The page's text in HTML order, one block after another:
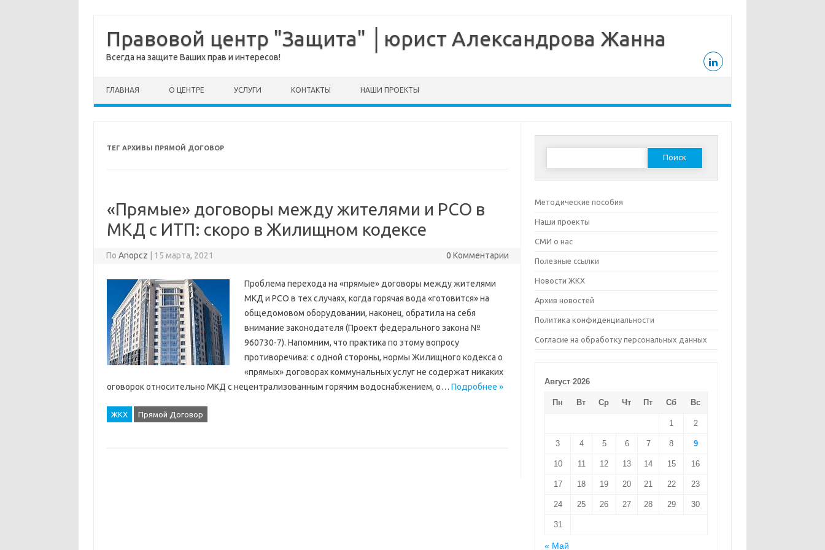
Правовой центр "Защита" │юрист Александрова Жанна
Всегда на защите Ваших прав и интересов!
ГЛАВНАЯ О ЦЕНТРЕ УСЛУГИ КОНТАКТЫ НАШИ ПРОЕКТЫ
ТЕГ АРХИВЫ ПРЯМОЙ ДОГОВОР
«Прямые» договоры между жителями и РСО в
МКД с ИТП: скоро в Жилищном кодексе
ПоAnopcz 15 марта, 2021 0 Комментарии
Проблема перехода на «прямые» договоры между жителями
МКД и РСО в тех случаях, когда горячая вода «готовится» на
общедомовом оборудовании, наконец, обратила на себя
внимание законодателя (Проект федерального закона №
960730-7). Напомним, что практика по этому вопросу
противоречива: с одной стороны, нормы Жилищного кодекса о
«прямых» договорах коммунальных услуг не содержат никаких
оговорок относительно МКД с нецентрализованным горячим водоснабжением, о… Подробнее »
ЖКХ Прямой Договор
Найти:
Методические пособия
Наши проекты
СМИ о нас
Полезные ссылки
Новости ЖКХ
Архив новостей
Политика конфиденциальности
Согласие на обработку персональных данных
Август 2026
Пн Вт Ср Чт Пт Сб Вс
1 2
3 4 5 6 7 8 9
10 11 12 13 14 15 16
17 18 19 20 21 22 23
24 25 26 27 28 29 30
31
« Май